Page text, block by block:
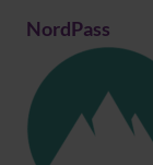
NordPass